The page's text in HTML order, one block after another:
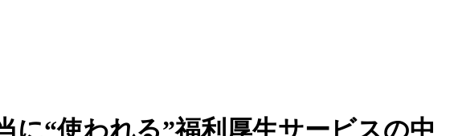
“使われる”福利厚生サービスの中